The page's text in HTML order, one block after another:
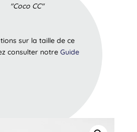
"Coco CC"
sur la taille de ce
consulter notre Guide